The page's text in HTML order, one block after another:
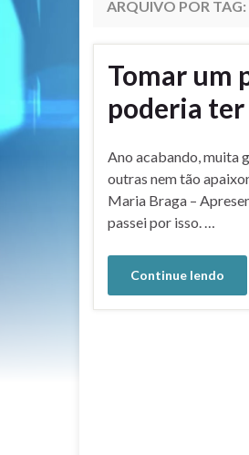
ARQUIVO POR TAG:
Tomar um
poderia
Ano acabando, muita
outras nem tão
Maria Braga –
passei por isso. …
Continue lendo